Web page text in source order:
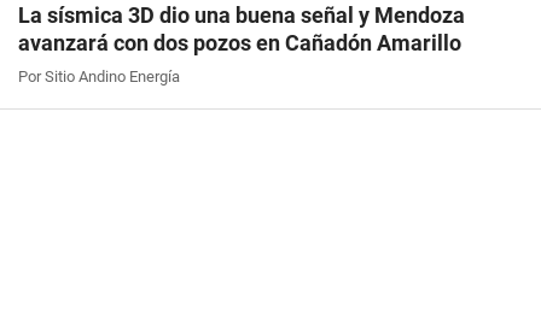
La sísmica 3D dio una buena señal y Mendoza
avanzará con dos pozos en Cañadón Amarillo
Por Sitio Andino Energía